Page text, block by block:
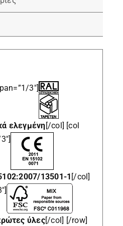
3″]
ελεγμένη[/col] [col
13501-1 [/col]
ύλες[/col] [/row]